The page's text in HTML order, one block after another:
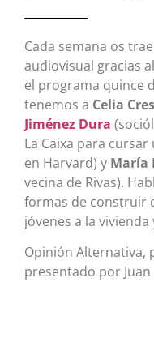
Cada semana os
audiovisual gracias
el programa quince
tenemos a Celia
Jiménez Dura
La Caixa para
en Harvard) y María
vecina de Rivas).
formas de construir
jóvenes a la
Opinión Alternativa,
presentado por